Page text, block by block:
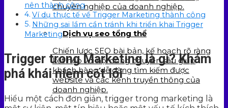
chuyên nghiệp của doanh nghiệp.
Dịch vụ seo tổng thể
Chiến lược SEO bài bản, kế hoạch rõ ràng
kết hợp với nội dung chuyên sâu giúp
khách hàng dễ dàng tìm kiếm được
website và các kênh truyền thông của
doanh nghiệp.
nên thành công
Ví dụ thực tế về Trigger Marketing thành công
Những sai lầm cần tránh khi triển khai Trigger
Marketing
Trigger trong Marketing là gì? Khám
phá khái niệm cốt lõi
Hiểu một cách đơn giản, trigger trong marketing là